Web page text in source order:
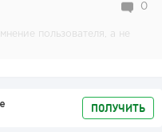
0
пользователя, а не
ПОЛУЧИТЬ